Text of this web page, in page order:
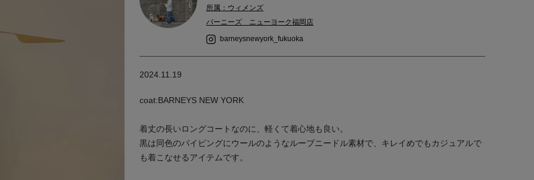
所属：ウィメンズ
バーニーズ ニューヨーク福岡店
barneysnewyork_fukuoka
2024.11.19
coat:BARNEYS NEW YORK
着丈の長いロングコートなのに、軽くて着心地も良い。
黒は同色のパイピングにウールのようなループニードル素材で、キレイめでもカジュアルで
も着こなせるアイテムです。